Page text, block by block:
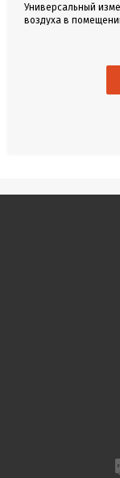
Универсальный
воздуха в
концентрацию CO2
зонда, 2 термопары